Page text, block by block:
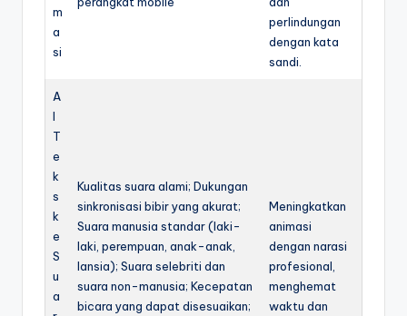
m
a
si
perlindungan
dengan kata
sandi.
A
I
T
e
k
s
k
e
S
u
a
Kualitas suara alami; Dukungan
sinkronisasi bibir yang akurat;
Suara manusia standar (laki-
laki, perempuan, anak-anak,
lansia); Suara selebriti dan
suara non-manusia; Kecepatan
bicara yang dapat disesuaikan;
Meningkatkan
animasi
dengan narasi
profesional,
menghemat
waktu dan